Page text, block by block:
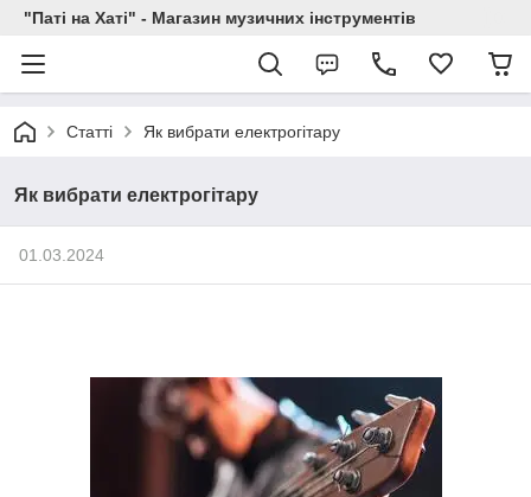
"Паті на Хаті" - Магазин музичних інструментів
Статті Як вибрати електрогітару
Як вибрати електрогітару
01.03.2024